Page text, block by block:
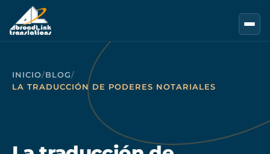
Saltar al contenido principal
INICIO/BLOG/
LA TRADUCCIÓN DE PODERES NOTARIALES